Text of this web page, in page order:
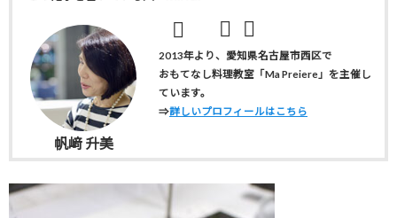
2013年より、愛知県名古屋市西区で
おもてなし料理教室「Ma Preiere」を主催し
ています。
⇒詳しいプロフィールはこちら
帆﨑 升美